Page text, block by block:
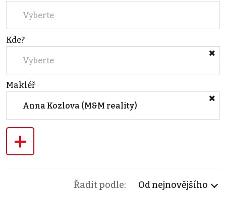
Vyberte
Kde?
Vyberte
Makléř
Anna Kozlova (M&M reality)
+
Řadit podle: Od nejnovějšího